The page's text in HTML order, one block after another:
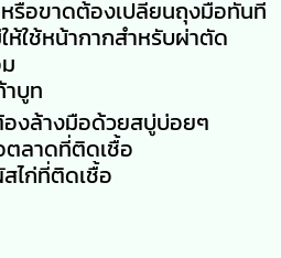
รือขาดต้องเปลี่ยนถุงมือทันที
ห้ใช้หน้ากากสำหรับผ่าตัด
าบูท
องล้างมือด้วยสบู่บ่อยๆ
ตลาดที่ติดเชื้อ
ไก่ที่ติดเชื้อ